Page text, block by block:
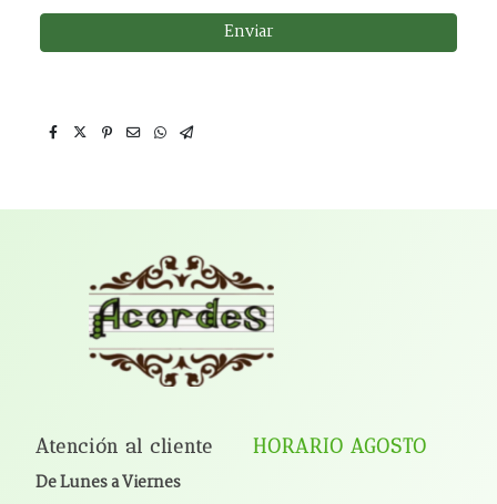
Enviar
Atención al cliente HORARIO AGOSTO
De Lunes a Viernes